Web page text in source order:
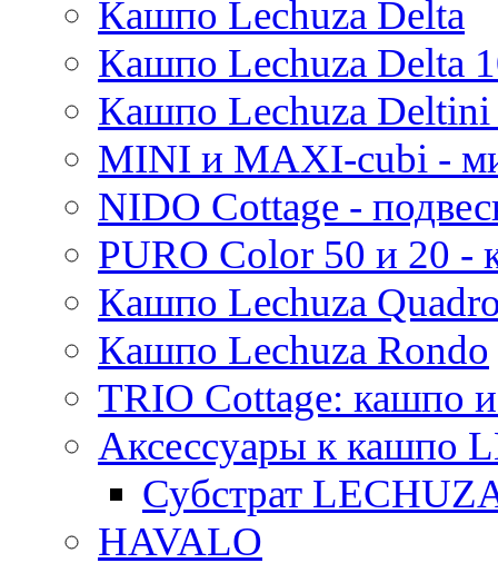
Pure
Кашпо Lechuza Delta
Кашпо Lechuza Delta
Кашпо Lechuza
MINI и MAXI-cubi -
NIDO Cottage -
PURO Color 50 и 20
Кашпо Lechuza
Кашпо Lechuza Rondo
TRIO Cottage: кашпо
Аксессуары к кашпо
Субстрат
HAVALO